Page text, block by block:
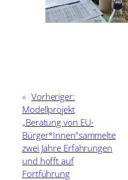
« Vorheriger:
Modellprojekt
„Beratung von EU-
Bürger*Innen“sammelte
zwei Jahre Erfahrungen
und hofft auf
Fortführung